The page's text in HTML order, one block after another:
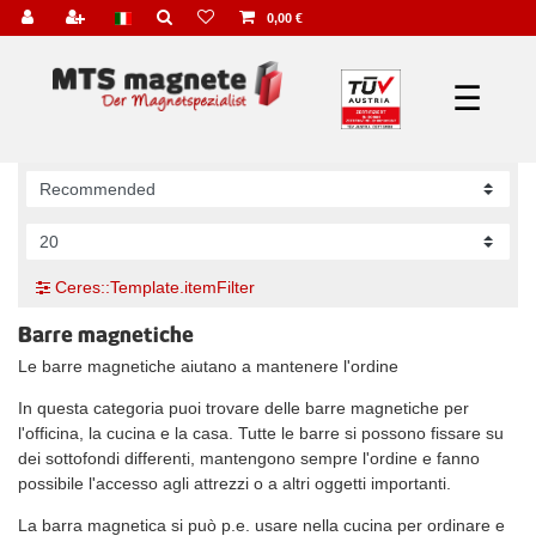
0,00 €
☰
Ceres::Template.itemFilter
Barre magnetiche
Le barre magnetiche aiutano a mantenere l'ordine
In questa categoria puoi trovare delle barre magnetiche per
l'officina, la cucina e la casa. Tutte le barre si possono fissare su
dei sottofondi differenti, mantengono sempre l'ordine e fanno
possibile l'accesso agli attrezzi o a altri oggetti importanti.
La barra magnetica si può p.e. usare nella cucina per ordinare e